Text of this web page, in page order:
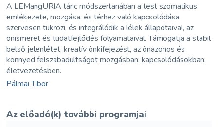
A LEMangURIA tánc módszertanában a test szomatikus
emlékezete, mozgása, és térhez való kapcsolódása
szervesen tükrözi, és integrálódik a lélek állapotaival, az
önismeret és tudatfejlődés folyamataival. Támogatja a stabil
belső jelenlétet, kreatív önkifejezést, az önazonos és
könnyed felszabadultságot mozgásban, kapcsolódásokban,
életvezetésben.
Pálmai Tibor
Az előadó(k) további programjai